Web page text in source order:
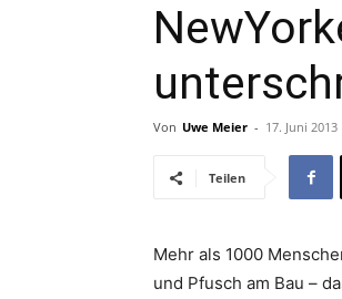
Von Uwe Meier - 17. Juni 2013
Teilen
Mehr als 1000
und Pfusch am Bau –